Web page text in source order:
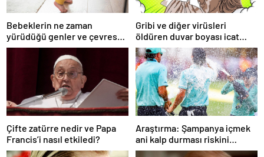
Bebeklerin ne zaman
yürüdüğü genler ve çevresel
etkenlerle şekilleniyor:
Gribi ve diğer virüsleri
öldüren duvar boyası icat
edildi
Çifte zatürre nedir ve Papa
Francis’i nasıl etkiledi?
Araştırma: Şampanya içmek
ani kalp durması riskini
azaltabilir